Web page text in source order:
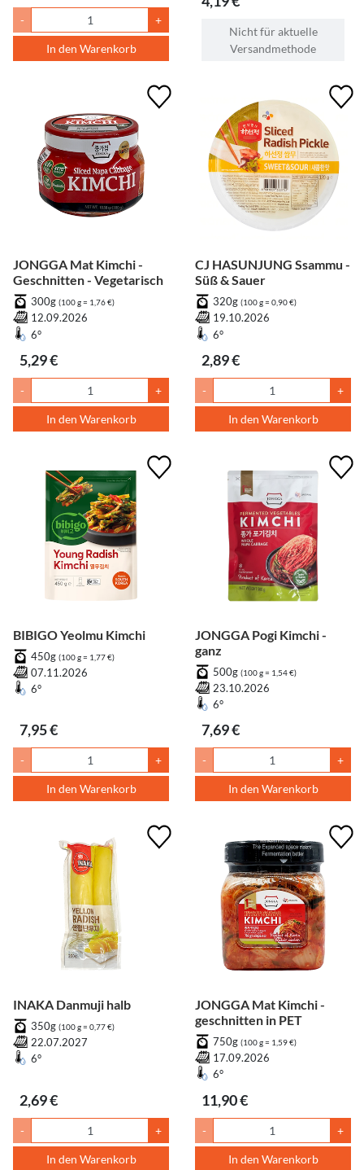
- +
In den Warenkorb
Nicht für aktuelle
Versandmethode
JONGGA Mat Kimchi -
Geschnitten - Vegetarisch
300g (100 g = 1,76 €)
12.09.2026
6°
5,29 €
- +
In den Warenkorb
CJ HASUNJUNG Ssammu -
Süß & Sauer
320g (100 g = 0,90 €)
19.10.2026
6°
2,89 €
- +
In den Warenkorb
BIBIGO Yeolmu Kimchi
450g (100 g = 1,77 €)
07.11.2026
6°
7,95 €
- +
In den Warenkorb
JONGGA Pogi Kimchi -
ganz
500g (100 g = 1,54 €)
23.10.2026
6°
7,69 €
- +
In den Warenkorb
INAKA Danmuji halb
350g (100 g = 0,77 €)
22.07.2027
6°
2,69 €
- +
In den Warenkorb
JONGGA Mat Kimchi -
geschnitten in PET
750g (100 g = 1,59 €)
17.09.2026
6°
11,90 €
- +
In den Warenkorb